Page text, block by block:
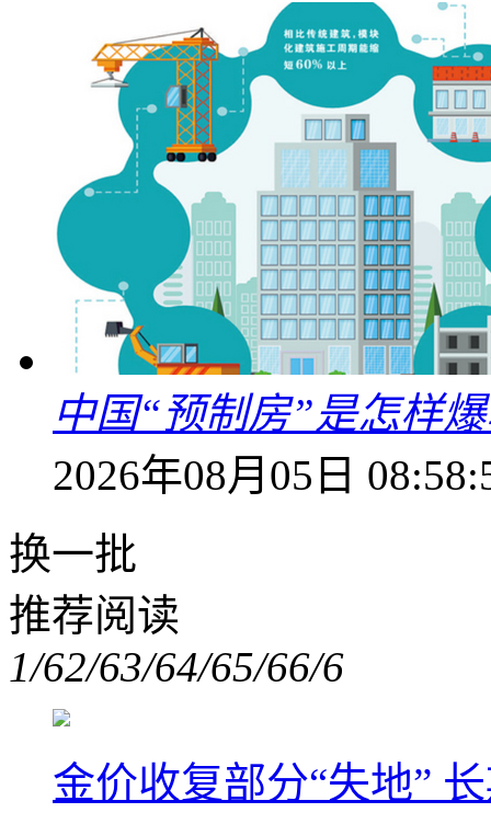
中国“预制房”是怎样
2026年08月05日
换一批
推荐阅读
1/62/63/64/65/66/6
金价收复部分“失地”